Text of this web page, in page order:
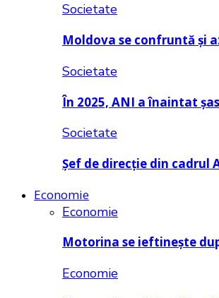
Societate
Moldova se confruntă și
Societate
În 2025, ANI a înaintat
Societate
Șef de direcție din cadrul
Economie
Economie
Motorina se ieftinește
Economie